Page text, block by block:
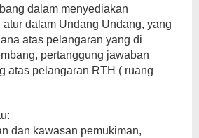
dalam menyediakan
atur dalam Undang Undang, yang
atas pelangaran yang di
pertanggung jawaban
atas pelangaran RTH ( ruang
dan kawasan pemukiman,